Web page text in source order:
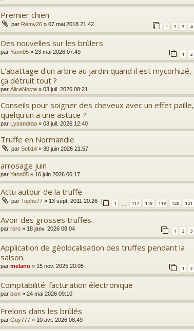
Premier chien
par Rémy26 » 07 mai 2018 21:42 1 2 3 4
Des nouvelles sur les brûlers
par Yann05 » 23 mai 2026 07:49 1 2
L'abattage d'un arbre au jardin quand il est mycorhizé,
ça détruit tout ?
par AliceNocte » 03 juil. 2026 08:21
Conseils pour soigner des cheveux avec un effet paille,
quelqu'un a une astuce ?
par Lysandraa » 03 juil. 2026 12:40
Truffe en Normandie
par Seb14 » 30 juin 2026 21:57
arrosage juin
par Yann05 » 16 juin 2026 06:17
Actu autour de la truffe
par Tophe77 » 13 sept. 2011 20:26 1 117 118 119 120 121
Avoir des grosses truffes.
par roro » 18 janv. 2026 08:04 1 2 3
Application de géolocalisation des truffes pendant la
saison.
par melano » 15 nov. 2025 20:05 1 2
Comptabilité: facturation électronique
par bion » 24 mai 2026 09:10
Frelons dans les brûlés
par Guy777 » 10 avr. 2026 08:49